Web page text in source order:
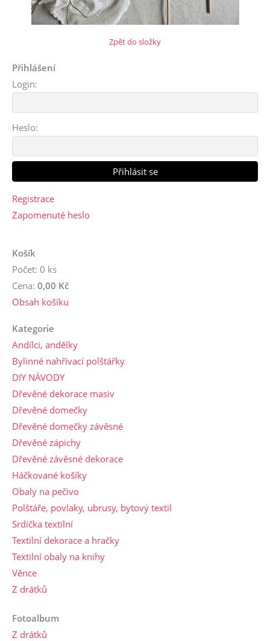
Zpět do složky
Přihlášení
Login:
Heslo:
Registrace
Zapomenuté heslo
Košík
Počet: 0 ks
Cena: 0,00 Kč
Obsah košíku
Kategorie
Andílci, andělky
Bylinné nahřívací polštářky
DIY NÁVODY
Dřevěné dekorace masiv
Dřevěné domečky
Dřevěné domečky závěsné
Dřevěné zápichy
Dřevěné závěsné dekorace
Háčkované košíky
Obaly na pečivo
Polštáře, povlaky, ubrusy, bytový textil
Srdíčka textilní
Textilní dekorace a hračky
Textilní obaly na knihy
Věnce
Z drátků
Fotoalbum
Z drátků